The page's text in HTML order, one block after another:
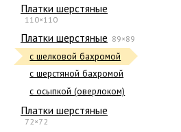
Платки шерстяные
110×110
Платки шерстяные 89×89
с шелковой бахромой
с шерстяной бахромой
с осыпкой (оверлоком)
Платки шерстяные
72×72